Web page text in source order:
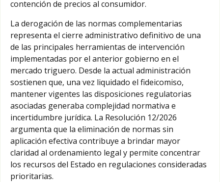
contención de precios al consumidor.
La derogación de las normas complementarias
representa el cierre administrativo definitivo de una
de las principales herramientas de intervención
implementadas por el anterior gobierno en el
mercado triguero. Desde la actual administración
sostienen que, una vez liquidado el fideicomiso,
mantener vigentes las disposiciones regulatorias
asociadas generaba complejidad normativa e
incertidumbre jurídica. La Resolución 12/2026
argumenta que la eliminación de normas sin
aplicación efectiva contribuye a brindar mayor
claridad al ordenamiento legal y permite concentrar
los recursos del Estado en regulaciones consideradas
prioritarias.